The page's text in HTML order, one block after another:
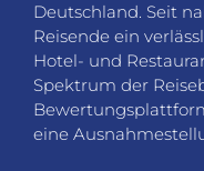
Deutschland. Seit
Reisende ein
Hotel- und
Spektrum der
eine